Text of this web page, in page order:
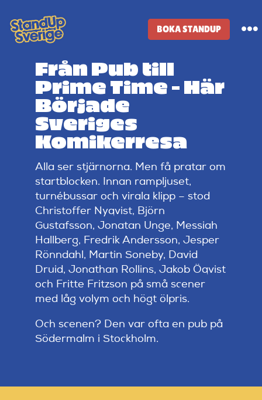
to
content
BOKA STANDUP
Standup-butik
Komiker
Lineup
Tidigare lineup
Klubbar
Artiklar
StandUpSverige PODDEN
Om oss
Kontakta oss
Från Pub till
Prime Time – Här
Började
Sveriges
Komikerresa
Alla ser stjärnorna. Men få pratar om
startblocken. Innan rampljuset,
turnébussar och virala klipp – stod
Christoffer Nyqvist, Björn
Gustafsson, Jonatan Unge, Messiah
Hallberg, Fredrik Andersson, Jesper
Rönndahl, Martin Soneby, David
Druid, Jonathan Rollins, Jakob Öqvist
och Fritte Fritzson på små scener
med låg volym och högt ölpris.
Och scenen? Den var ofta en pub på
Södermalm i Stockholm.